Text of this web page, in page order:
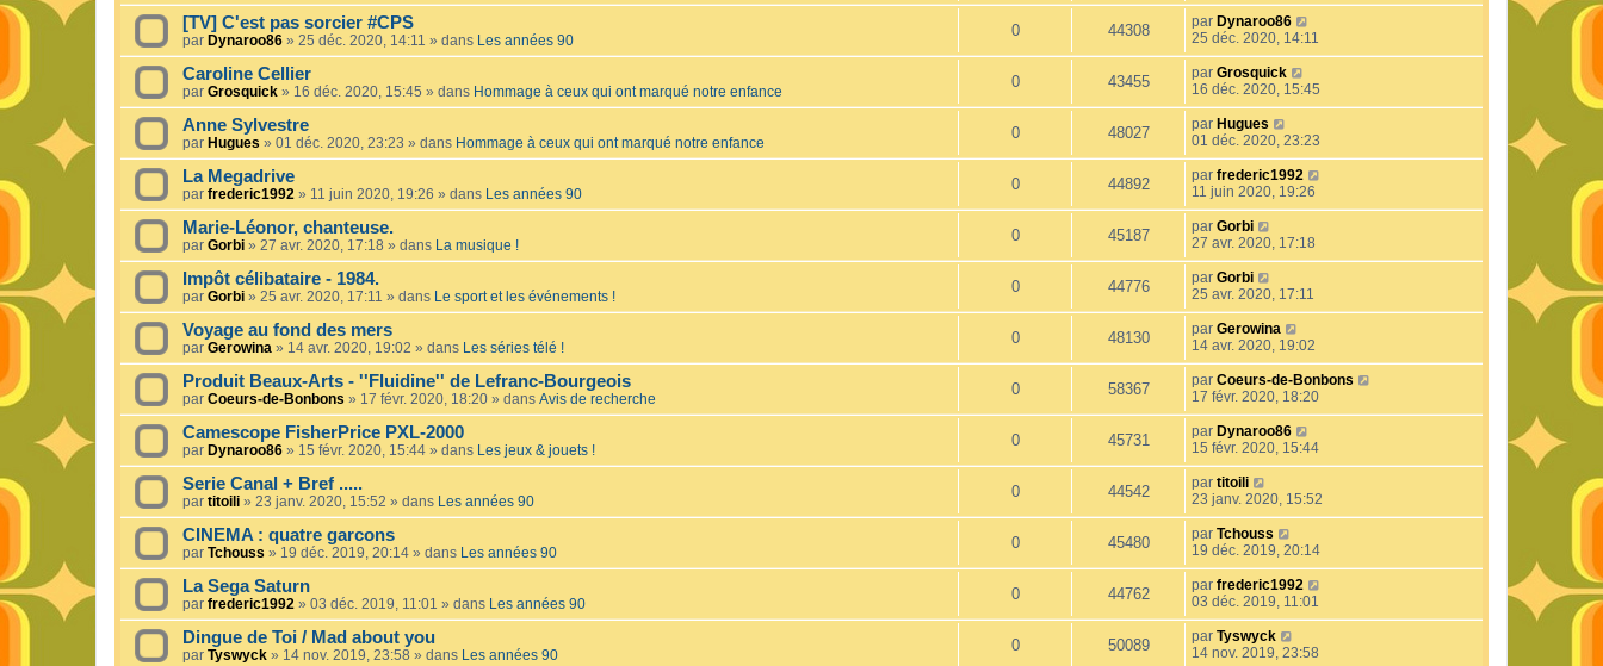
[TV] C'est pas sorcier #CPS
par Dynaroo86 » 25 déc. 2020, 14:11 » dans Les années 90
0 44308 par Dynaroo86
25 déc. 2020, 14:11
Caroline Cellier
par Grosquick » 16 déc. 2020, 15:45 » dans Hommage à ceux qui ont marqué notre enfance
0 43455 par Grosquick
16 déc. 2020, 15:45
Anne Sylvestre
par Hugues » 01 déc. 2020, 23:23 » dans Hommage à ceux qui ont marqué notre enfance
0 48027 par Hugues
01 déc. 2020, 23:23
La Megadrive
par frederic1992 » 11 juin 2020, 19:26 » dans Les années 90
0 44892 par frederic1992
11 juin 2020, 19:26
Marie-Léonor, chanteuse.
par Gorbi » 27 avr. 2020, 17:18 » dans La musique !
0 45187 par Gorbi
27 avr. 2020, 17:18
Impôt célibataire - 1984.
par Gorbi » 25 avr. 2020, 17:11 » dans Le sport et les événements !
0 44776 par Gorbi
25 avr. 2020, 17:11
Voyage au fond des mers
par Gerowina » 14 avr. 2020, 19:02 » dans Les séries télé !
0 48130 par Gerowina
14 avr. 2020, 19:02
Produit Beaux-Arts - ''Fluidine'' de Lefranc-Bourgeois
par Coeurs-de-Bonbons » 17 févr. 2020, 18:20 » dans Avis de recherche
0 58367 par Coeurs-de-Bonbons
17 févr. 2020, 18:20
Camescope FisherPrice PXL-2000
par Dynaroo86 » 15 févr. 2020, 15:44 » dans Les jeux & jouets !
0 45731 par Dynaroo86
15 févr. 2020, 15:44
Serie Canal + Bref .....
par titoili » 23 janv. 2020, 15:52 » dans Les années 90
0 44542 par titoili
23 janv. 2020, 15:52
CINEMA : quatre garcons
par Tchouss » 19 déc. 2019, 20:14 » dans Les années 90
0 45480 par Tchouss
19 déc. 2019, 20:14
La Sega Saturn
par frederic1992 » 03 déc. 2019, 11:01 » dans Les années 90
0 44762 par frederic1992
03 déc. 2019, 11:01
Dingue de Toi / Mad about you
par Tyswyck » 14 nov. 2019, 23:58 » dans Les années 90
0 50089 par Tyswyck
14 nov. 2019, 23:58